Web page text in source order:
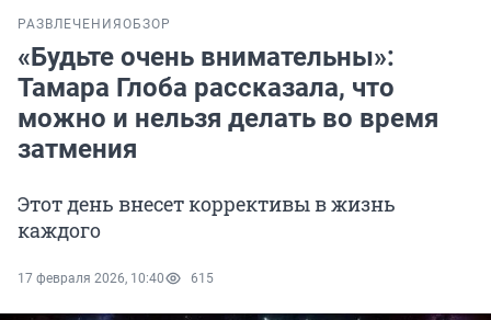
РАЗВЛЕЧЕНИЯ ОБЗОР
«Будьте очень внимательны»:
Тамара Глоба рассказала, что
можно и нельзя делать во время
затмения
Этот день внесет коррективы в жизнь
каждого
17 февраля 2026, 10:40 615